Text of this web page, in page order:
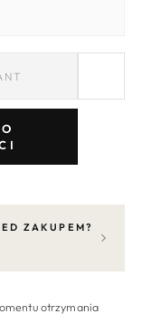
ZAKUPEM?
otrzymania